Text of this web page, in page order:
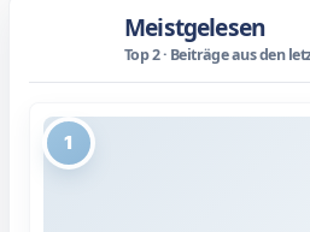
Meistgelesen
Top 2 · Beiträge aus den
1